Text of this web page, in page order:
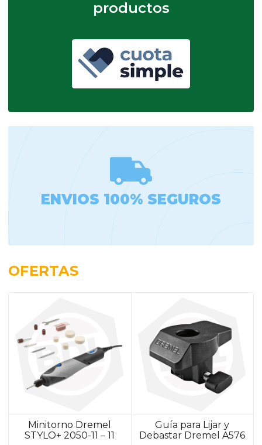
productos
ENVIOS 100% SEGUROS
OFERTAS
Minitorno Dremel
STYLO+ 2050-11 – 11
Guía para Lijar y
Debastar Dremel A576